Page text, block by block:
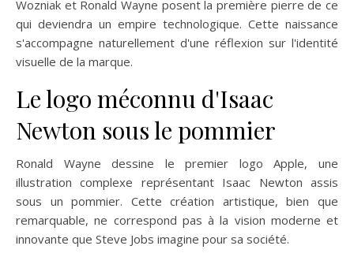
Wozniak et Ronald Wayne posent la première pierre de ce
qui deviendra un empire technologique. Cette naissance
s'accompagne naturellement d'une réflexion sur l'identité
visuelle de la marque.
Le logo méconnu d'Isaac
Newton sous le pommier
Ronald Wayne dessine le premier logo Apple, une
illustration complexe représentant Isaac Newton assis
sous un pommier. Cette création artistique, bien que
remarquable, ne correspond pas à la vision moderne et
innovante que Steve Jobs imagine pour sa société.